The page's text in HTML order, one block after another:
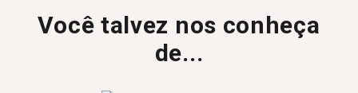
Você talvez nos conheça
de...